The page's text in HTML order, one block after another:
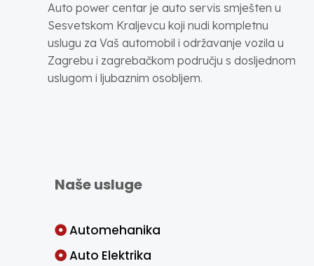
Auto power centar je auto servis smješten u
Sesvetskom Kraljevcu koji nudi kompletnu
uslugu za Vaš automobil i održavanje vozila u
Zagrebu i zagrebačkom području s dosljednom
uslugom i ljubaznim osobljem.
Naše usluge
Automehanika
Auto Elektrika